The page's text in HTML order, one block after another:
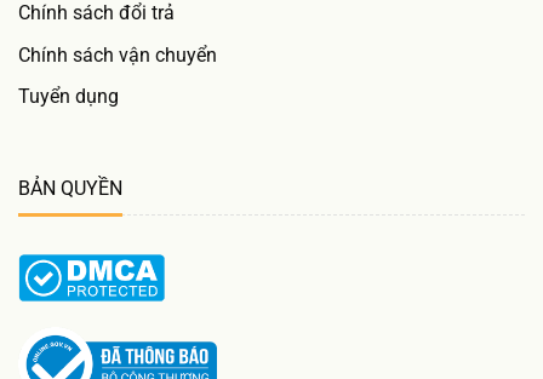
Chính sách đổi trả
Chính sách vận chuyển
Tuyển dụng
BẢN QUYỀN